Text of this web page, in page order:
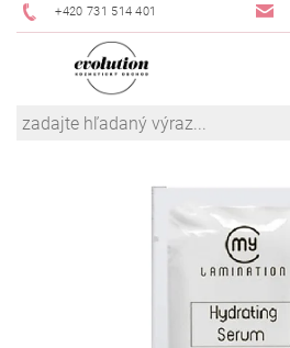
+420 731 514 401